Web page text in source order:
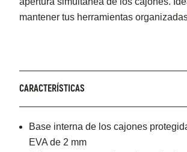
mantener tus herramientas
CARACTERÍSTICAS
Base interna de los cajones
EVA de 2 mm